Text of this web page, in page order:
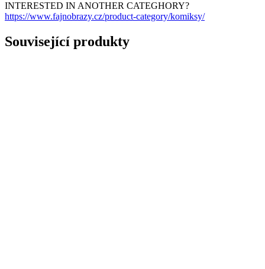
INTERESTED IN ANOTHER CATEGHORY?
https://www.fajnobrazy.cz/product-category/komiksy/
Související produkty